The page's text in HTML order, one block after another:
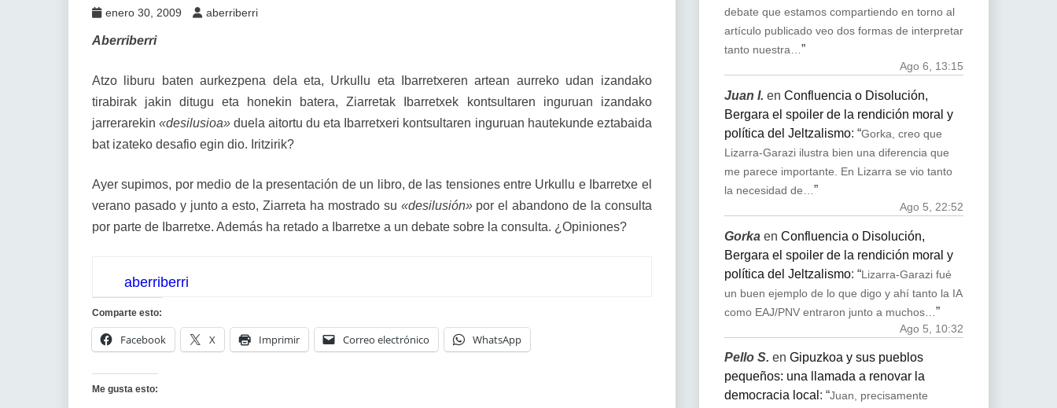
enero 30, 2009 aberriberri
Aberriberri
Atzo liburu baten aurkezpena dela eta, Urkullu eta Ibarretxeren artean aurreko udan izandako
tirabirak jakin ditugu eta honekin batera, Ziarretak Ibarretxek kontsultaren inguruan izandako
jarrerarekin«desilusioa» duela aitortu du eta Ibarretxeri kontsultaren inguruan hautekunde eztabaida
bat izateko desafio egin dio. Iritzirik?
Ayer supimos, por medio de la presentación de un libro, de las tensiones entre Urkullu e Ibarretxe el
verano pasado y junto a esto, Ziarreta ha mostrado su «desilusión»por el abandono de la consulta
por parte de Ibarretxe. Además ha retado a Ibarretxe a un debate sobre la consulta. ¿Opiniones?
aberriberri
Comparte esto:
Facebook X Imprimir Correo electrónico WhatsApp
Me gusta esto:
debate que estamos compartiendo en torno al
artículo publicado veo dos formas de interpretar
tanto nuestra…”
Ago 6, 13:15
Juan I. en Confluencia o Disolución,
Bergara el spoiler de la rendición moral y
política del Jeltzalismo: “Gorka, creo que
Lizarra-Garazi ilustra bien una diferencia que
me parece importante. En Lizarra se vio tanto
la necesidad de… ”
Ago 5, 22:52
Gorkaen Confluencia o Disolución,
Bergara el spoiler de la rendición moral y
política del Jeltzalismo: “Lizarra-Garazi fué
un buen ejemplo de lo que digo y ahí tanto la IA
como EAJ/PNV entraron junto a muchos… ”
Ago 5, 10:32
Pello S. en Gipuzkoa y sus pueblos
pequeños: una llamada a renovar la
democracia local : “Juan, precisamente